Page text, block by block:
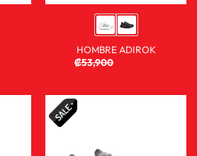
HOMBRE ADIROK
₡53,900